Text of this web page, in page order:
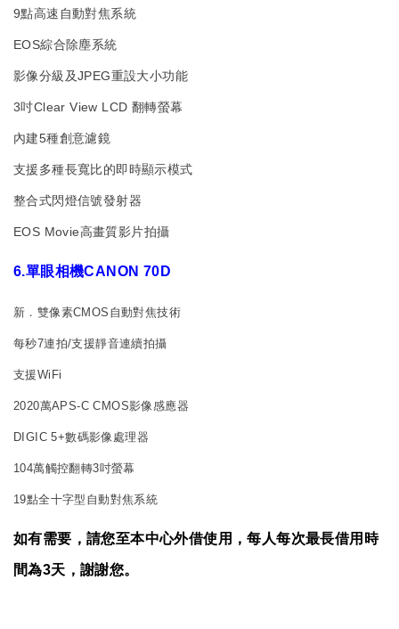
9點高速自動對焦系統
EOS綜合除塵系統
影像分級及JPEG重設大小功能
3吋Clear View LCD 翻轉螢幕
內建5種創意濾鏡
支援多種長寬比的即時顯示模式
整合式閃燈信號發射器
EOS Movie高畫質影片拍攝
6.單眼相機CANON 70D
新．雙像素CMOS自動對焦技術
每秒7連拍/支援靜音連續拍攝
支援WiFi
2020萬APS-C CMOS影像感應器
DIGIC 5+數碼影像處理器
104萬觸控翻轉3吋螢幕
19點全十字型自動對焦系統
如有需要，請您至本中心外借使用，每人每次最長借用時
間為3天，謝謝您。